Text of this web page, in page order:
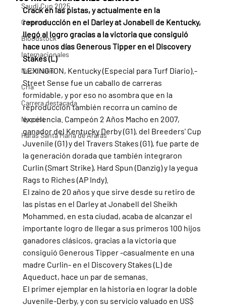
Saudi Cup 2025
Carreras
Bloodstock
Internacionales
Nacionales
Cria
Carrera destacada
Nyquist
Haras Santa Maria de Araras
Crack en las pistas, y actualmente en la
reproducción en el Darley at Jonabell de Kentucky,
llegó al logro gracias a la victoria que consiguió
hace unos días Generous Tipper en el Discovery
Stakes (L)
LEXINGTON, Kentucky (Especial para Turf Diario).-
Street Sense fue un caballo de carreras
formidable, y por eso no asombra que en la
reproducción también recorra un camino de
excelencia. Campeón 2 Años Macho en 2007,
ganador del Kentucky Derby (G1), del Breeders' Cup
Juvenile (G1) y del Travers Stakes (G1), fue parte de
la generación dorada que también integraron
Curlin (Smart Strike), Hard Spun (Danzig) y la yegua
Rags to Riches (AP Indy).
El zaino de 20 años y que sirve desde su retiro de
las pistas en el Darley at Jonabell del Sheikh
Mohammed, en esta ciudad, acaba de alcanzar el
importante logro de llegar a sus primeros 100 hijos
ganadores clásicos, gracias a la victoria que
consiguió Generous Tipper -casualmente en una
madre Curlin- en el Discovery Stakes (L) de
Aqueduct, hace un par de semanas.
El primer ejemplar en la historia en lograr la doble
Juvenile-Derby, y con su servicio valuado en US$